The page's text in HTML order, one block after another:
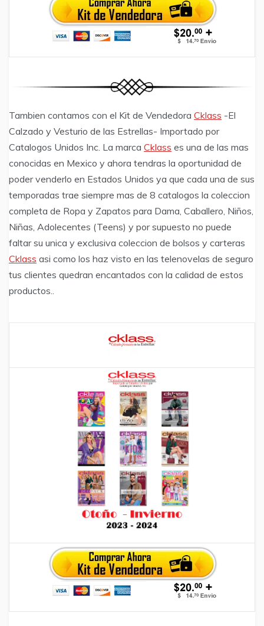
Tambien contamos con el Kit de Vendedora Cklass -El
Calzado y Vesturio de las Estrellas- Importado por
Catalogos Unidos Inc. La marca Cklass es una de las mas
conocidas en Mexico y ahora tendras la oportunidad de
poder venderlo en Estados Unidos ya que cada una de sus
temporadas trae siempre mas de 8 catalogos la coleccion
completa de Ropa y Zapatos para Dama, Caballero, Niños,
Niñas, Adolecentes (Teens) y por supuesto no puede
faltar su unica y exclusiva coleccion de bolsos y carteras
Cklass asi como los haz visto en las telenovelas de seguro
tus clientes quedran encantados con la calidad de estos
productos..